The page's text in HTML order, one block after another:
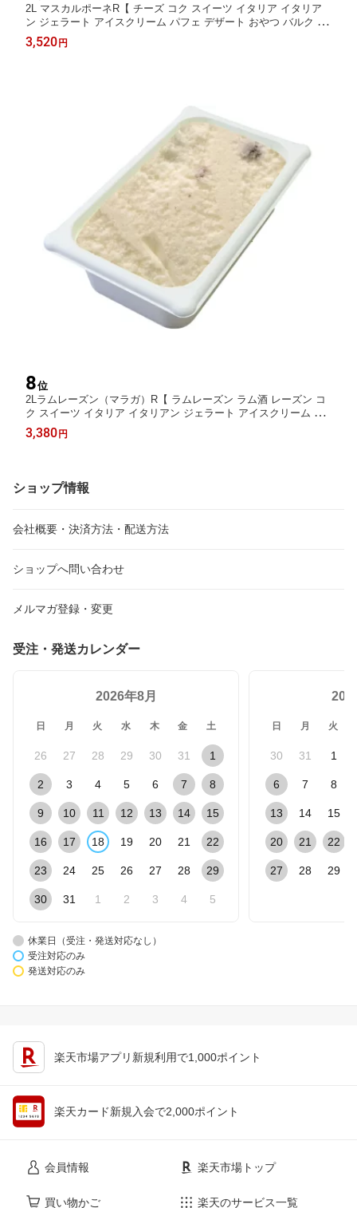
2L マスカルポーネR【 チーズ コク スイーツ イタリア イタリア
ン ジェラート アイスクリーム パフェ デザート おやつ バルク 大
容量 業務用 国産 濃厚 お取り寄せ ホームパーティー 自宅用 ギフ
ト 】
3,520円
8位
2Lラムレーズン（マラガ）R【 ラムレーズン ラム酒 レーズン コ
ク スイーツ イタリア イタリアン ジェラート アイスクリーム パ
フェ デザート おやつ バルク 大容量 業務用 国産 濃厚 お取り寄せ
ホームパーティー 自宅用 ギフト お酒 】
3,380円
ショップ情報
会社概要・決済方法・配送方法
ショップへ問い合わせ
メルマガ登録・変更
受注・発送カレンダー
2026年8月
日 月 火 水 木 金 土
26 27 28 29 30 31 1
2 3 4 5 6 7 8
9 10 11 12 13 14 15
16 17 18 19 20 21 22
23 24 25 26 27 28 29
30 31 1 2 3 4 5
日 月 火
30 31 1
6 7 8
13 14 15
20 21 22
27 28 29
休業日（受注・発送対応なし）
受注対応のみ
発送対応のみ
楽天市場アプリ新規利用で1,000ポイント
楽天カード新規入会で2,000ポイント
会員情報
買い物かご
楽天市場トップ
楽天のサービス一覧